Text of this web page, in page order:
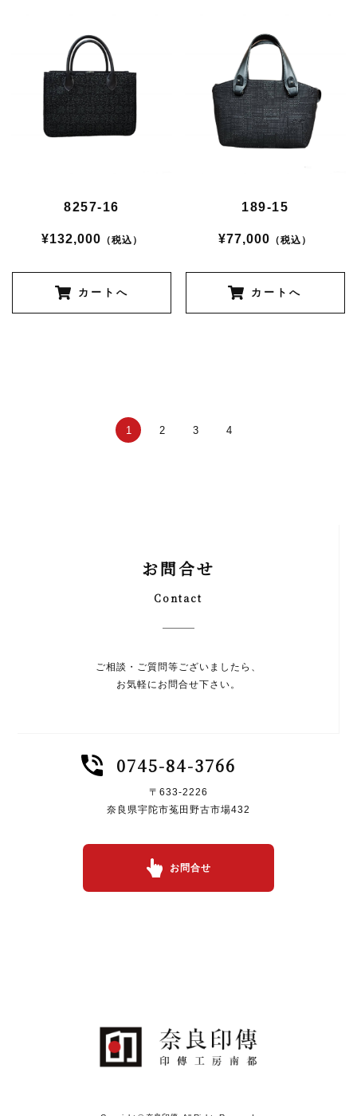
8257-16
¥132,000 （税込）
カートへ
189-15
¥77,000 （税込）
カートへ
1 2 3 4
お問合せ
Contact
ご相談・ご質問等ございましたら、
お気軽にお問合せ下さい。
0745-84-3766
〒633-2226
奈良県宇陀市菟田野古市場432
お問合せ